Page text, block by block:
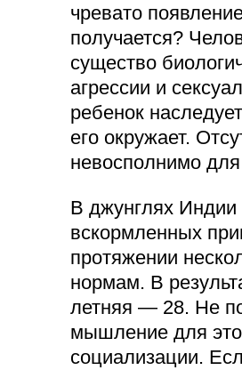
чревато
получается?
существо
агрессии и
ребенок
его окружает.
невосполнимо
В джунглях Индии
вскормленных
протяжении
нормам. В
летняя — 28. Не
мышление для
социализации.